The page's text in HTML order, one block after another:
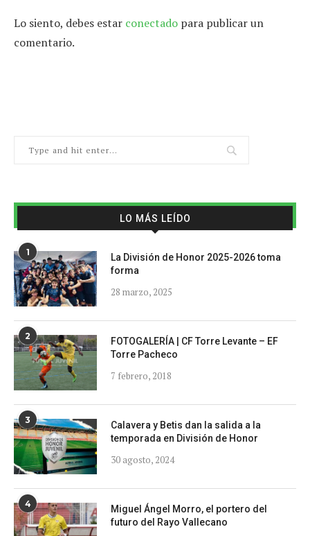
Lo siento, debes estar conectado para publicar un
comentario.
LO MÁS LEÍDO
1
La División de Honor 2025-2026 toma
forma
28 marzo, 2025
2
FOTOGALERÍA | CF Torre Levante – EF
Torre Pacheco
7 febrero, 2018
3
Calavera y Betis dan la salida a la
temporada en División de Honor
30 agosto, 2024
4
Miguel Ángel Morro, el portero del
futuro del Rayo Vallecano